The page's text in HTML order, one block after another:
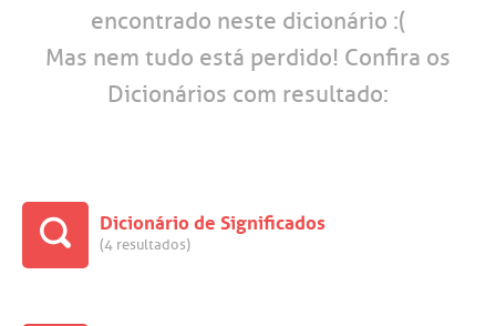
encontrado neste dicionário :(
Mas nem tudo está perdido! Confira os
Dicionários com resultado:
Dicionário de Significados
(4 resultados)